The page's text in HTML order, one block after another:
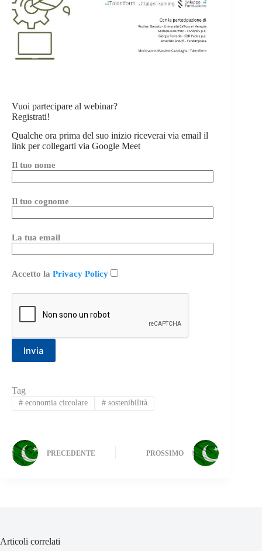
Vuoi partecipare al webinar?
Registrati!
Qualche ora prima del suo inizio riceverai via email il
link per collegarti via Google Meet
Il tuo nome
Il tuo cognome
La tua email
Accetto la Privacy Policy
Tag
#economia circolare #sostenibilità
PRECEDENTE PROSSIMO
Articoli correlati